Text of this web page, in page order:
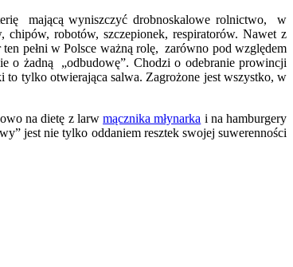
mającą wyniszczyć drobnoskalowe rolnictwo, w
robotów, szczepionek, respiratorów. Nawet z
pełni w Polsce ważną rolę, zarówno pod względem
o żadną „odbudowę”. Chodzi o odebranie prowincji
tylko otwierająca salwa. Zagrożone jest wszystko, w
na dietę z larwmącznika młynarka i na hamburgery
jest nie tylko oddaniem resztek swojej suwerenności